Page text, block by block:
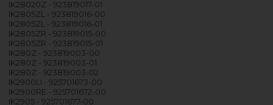
IK28020Z - 923819017-01
IK2805ZL - 923819016-00
IK2805ZL - 923819016-01
IK2805ZR - 923819015-00
IK2805ZR - 923819015-01
IK280Z - 923819003-00
IK280Z - 923819003-01
IK280Z - 923819003-02
IK2900LI - 925701673-00
IK2900RE - 925701672-00
IK2905 - 925701677-00